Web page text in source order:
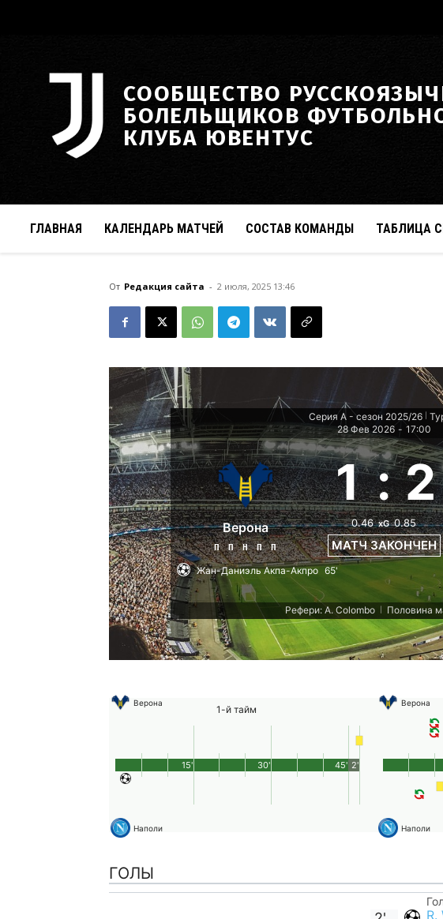
СООБЩЕСТВО
БОЛЕЛЬЩИКОВ
КЛУБА ЮВЕНТУС
ГЛАВНАЯ КАЛЕНДАРЬ МАТЧЕЙ СОСТАВ КОМАНДЫ ТАБЛИЦА
От Редакция сайта - 2 июля, 2025 13:46
Серия А - сезон 2025/26
28 Фев 2026 - 17:00
Верона
П П Н П П
1 : 2
0.46 xG 0.85
МАТЧ ЗАКОНЧЕН
Жан-Даниэль Акпа-Акпро 65'
Рефери: A. Colombo
Половина
Верона
1-й тайм
Наполи
45'
15' 30' 2'
Верона
Наполи
ГОЛЫ
R.